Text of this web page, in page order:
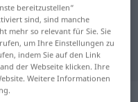
bereitzustellen“
sind, sind manche
mehr so relevant für Sie. Sie
um Ihre Einstellungen zu
indem Sie auf den Link
der Webseite klicken. Ihre
Weitere Informationen